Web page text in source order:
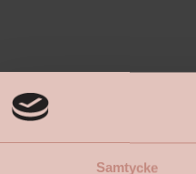
Samtycke